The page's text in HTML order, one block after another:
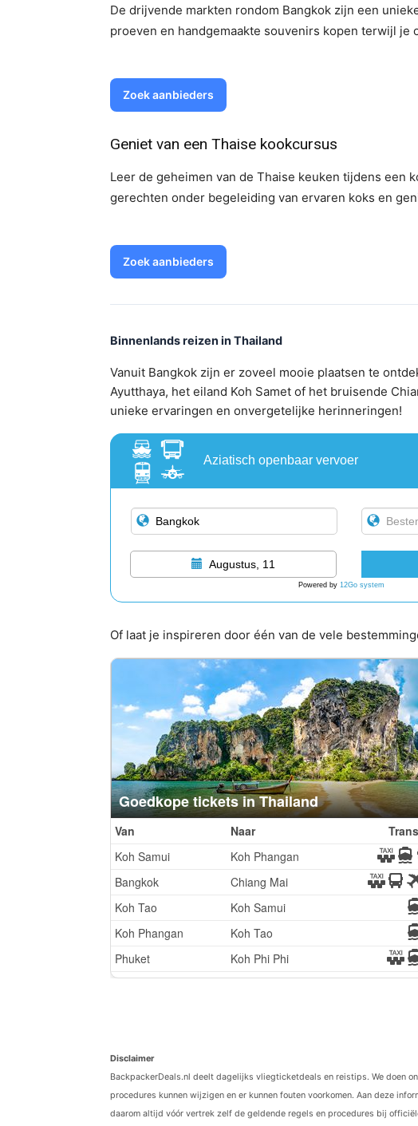
De drijvende markten rondom Bangkok zijn een
proeven en handgemaakte souvenirs kopen terwijl
Zoek aanbieders
Geniet van een Thaise kookcursus
Leer de geheimen van de Thaise keuken tijdens een
gerechten onder begeleiding van ervaren koks en
Zoek aanbieders
Binnenlands reizen in Thailand
Vanuit Bangkok zijn er zoveel mooie plaatsen te
Ayutthaya, het eiland Koh Samet of het bruisende
unieke ervaringen en onvergetelijke herinneringen!
Aziatisch openbaar vervoer
Augustus, 11
Powered by 12Go system
Of laat je inspireren door één van de vele
Disclaimer
BackpackerDeals.nl deelt dagelijks vliegticketdeals en reistips. We doen
procedures kunnen wijzigen en er kunnen fouten voorkomen. Aan deze
daarom altijd vóór vertrek zelf de geldende regels en procedures bij